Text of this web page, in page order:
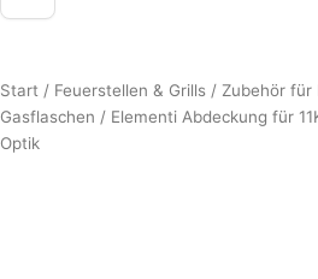
Start / Feuerstellen & Grills / Zubehör für
Gasflaschen / Elementi Abdeckung für
Optik